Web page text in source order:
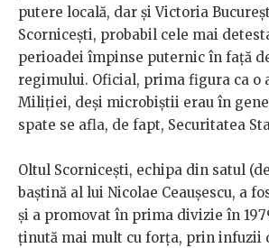
putere locală, dar și Victoria
Scornicești, probabil cele mai
perioadei împinse puternic în față
regimului. Oficial, prima figura ca o
Miliției, deși microbiștii erau în
spate se afla, de fapt, Securitatea
Oltul Scornicești, echipa din satul
baștină al lui Nicolae Ceaușescu, a
și a promovat în prima divizie în
ținută mai mult cu forța, prin infuzii